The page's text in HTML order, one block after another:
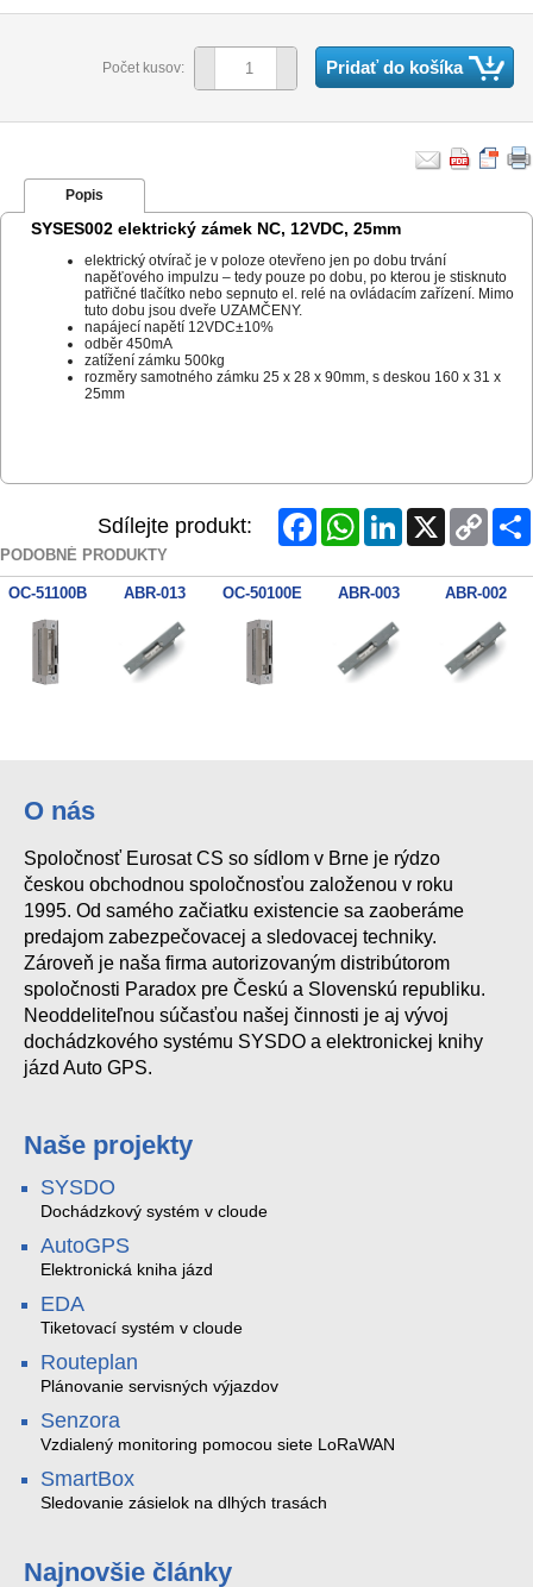
Počet kusov: Pridať do košíka
Popis
SYSES002 elektrický zámek NC, 12VDC, 25mm
elektrický otvírač je v poloze otevřeno jen po dobu trvání
napěťového impulzu – tedy pouze po dobu, po kterou je stisknuto
patřičné tlačítko nebo sepnuto el. relé na ovládacím zařízení. Mimo
tuto dobu jsou dveře UZAMČENY.
napájecí napětí 12VDC±10%
odběr 450mA
zatížení zámku 500kg
rozměry samotného zámku 25 x 28 x 90mm, s deskou 160 x 31 x
25mm
Sdílejte produkt: FacebookWhatsAppLinkedInX
Copy
Link
PODOBNÉ PRODUKTY
OC-51100B ABR-013 OC-50100E ABR-003 ABR-002
O nás
Spoločnosť Eurosat CS so sídlom v Brne je rýdzo
českou obchodnou spoločnosťou založenou v roku
1995. Od samého začiatku existencie sa zaoberáme
predajom zabezpečovacej a sledovacej techniky.
Zároveň je naša firma autorizovaným distribútorom
spoločnosti Paradox pre Českú a Slovenskú republiku.
Neoddeliteľnou súčasťou našej činnosti je aj vývoj
dochádzkového systému SYSDO a elektronickej knihy
jázd Auto GPS.
Naše projekty
SYSDO
Dochádzkový systém v cloude
AutoGPS
Elektronická kniha jázd
EDA
Tiketovací systém v cloude
Routeplan
Plánovanie servisných výjazdov
Senzora
Vzdialený monitoring pomocou siete LoRaWAN
SmartBox
Sledovanie zásielok na dlhých trasách
Najnovšie články